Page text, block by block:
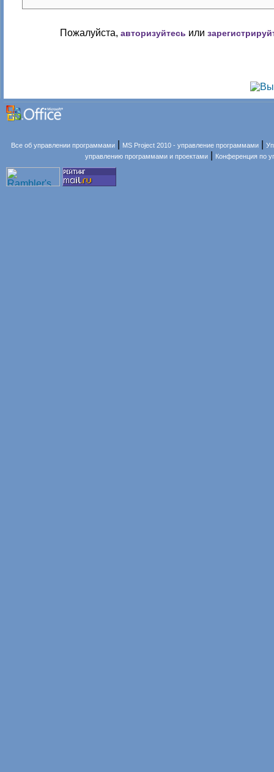
Пожалуйста, авторизуйтесь или
Все об управлении программами MS Project 2010 - управление программами
управлению программами и проектами
Конференция по